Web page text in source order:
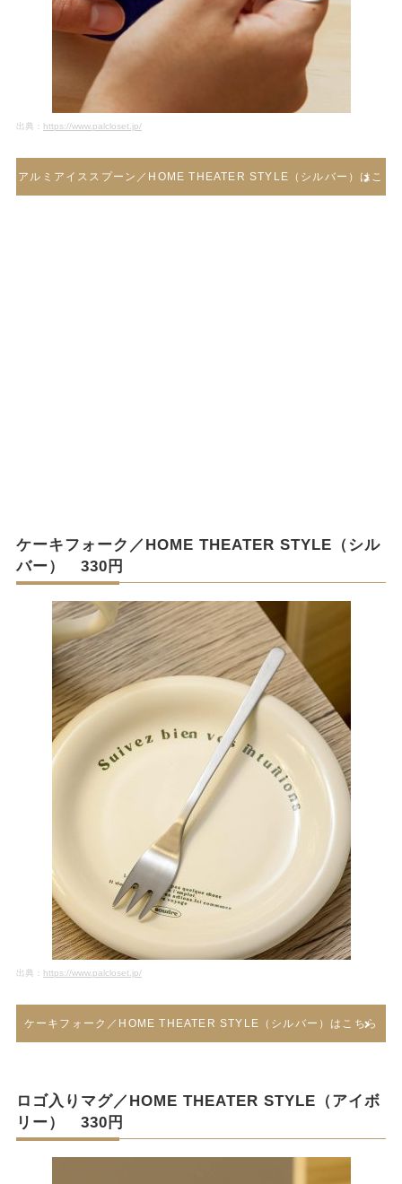
出典： https://www.palcloset.jp/
アルミアイススプーン／HOME THEATER STYLE（シルバー）はこ
ケーキフォーク／HOME THEATER STYLE（シル
バー） 330円
出典： https://www.palcloset.jp/
ケーキフォーク／HOME THEATER STYLE（シルバー）はこちら
ロゴ入りマグ／HOME THEATER STYLE（アイボ
リー） 330円